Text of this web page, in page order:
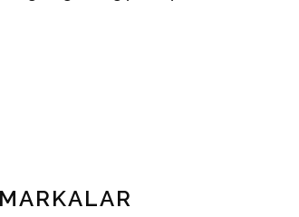
MARKALAR